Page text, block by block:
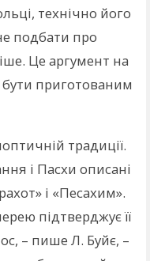
технічно його
подбати про
Це аргумент на
приготованим
традиції.
і Пасхи описані
і «Песахим».
підтверджує її
– пише Л. Буйє, –